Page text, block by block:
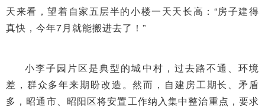
天来看，望着自家五层半的小楼一天天长高：“房子建得
真快，今年7月就能搬进去了！”
小李子园片区是典型的城中村，过去路不通、环境
差，群众多年来期盼改造。然而，自建房工期长、矛盾
多，昭通市、昭阳区将安置工作纳入集中整治重点，要求